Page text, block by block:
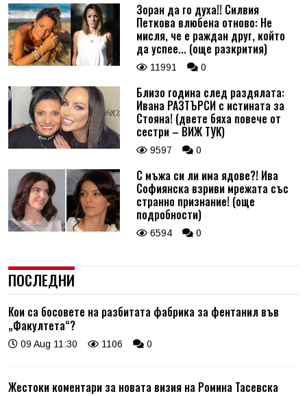
Зоран да го духа!! Силвия
Петкова влюбена отново: Не
мисля, че е раждан друг, който
да успее... (още разкрития)
11991 0
Близо година след раздялата:
Ивана РАЗТЪРСИ с истината за
Стояна! (двете бяха повече от
сестри – ВИЖ ТУК)
9597 0
С мъжа си ли има ядове?! Ива
Софиянска взриви мрежата със
странно признание! (още
подробности)
6594 0
ПОСЛЕДНИ
Кои са босовете на разбитата фабрика за фентанил във
„Факултета“?
09 Aug 11:30 1106 0
Жестоки коментари за новата визия на Ромина Тасевска